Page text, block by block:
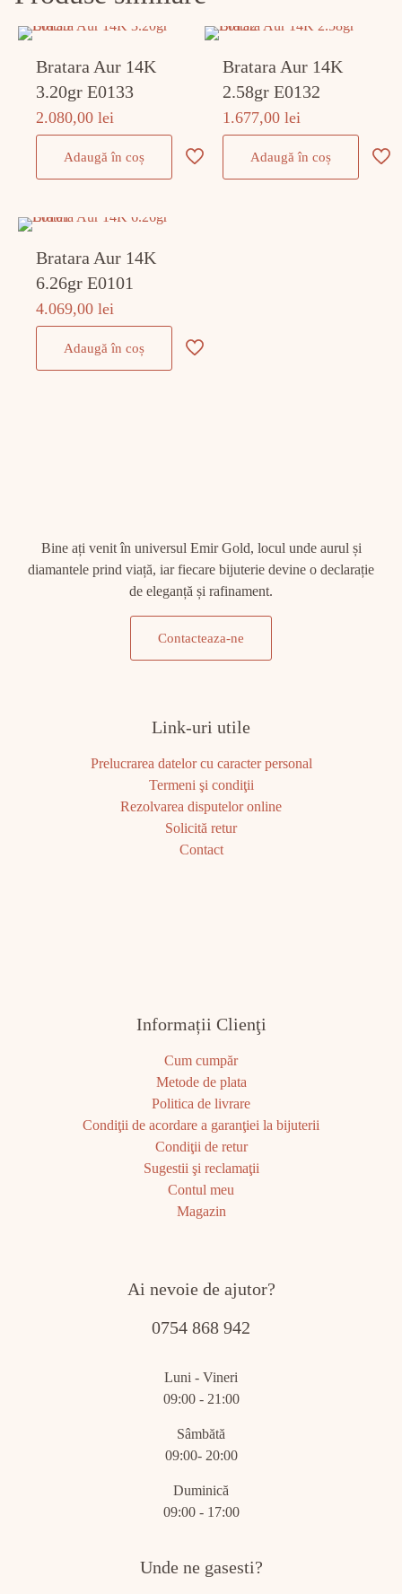
Bratara Aur 14K
3.20gr E0133
2.080,00lei
Adaugă în coș
Bratara Aur 14K
2.58gr E0132
1.677,00lei
Adaugă în coș
Bratara Aur 14K
6.26gr E0101
4.069,00lei
Adaugă în coș
Bine ați venit în universul Emir Gold, locul unde aurul și
diamantele prind viață, iar fiecare bijuterie devine o declarație
de eleganță și rafinament.
Contacteaza-ne
Link-uri utile
Prelucrarea datelor cu caracter personal
Termeni şi condiţii
Rezolvarea disputelor online
Solicită retur
Contact
Informații Clienţi
Cum cumpăr
Metode de plata
Politica de livrare
Condiţii de acordare a garanţiei la bijuterii
Condiţii de retur
Sugestii şi reclamaţii
Contul meu
Magazin
Ai nevoie de ajutor?
0754 868 942
Luni - Vineri
09:00 - 21:00
Sâmbătă
09:00- 20:00
Duminică
09:00 - 17:00
Unde ne gasesti?